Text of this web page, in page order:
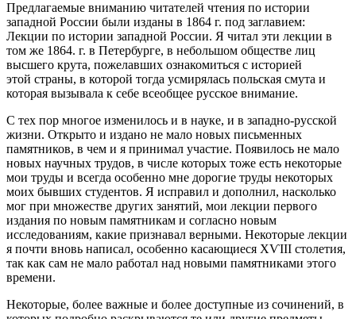
Предлагаемые вниманию читателей чтения по истории
западной России были изданы в 1864 г. под заглавием:
Лекции по истории западной России. Я читал эти лекции в
том же 1864. г. в Петербурге, в небольшом обществе лиц
высшего крута, пожелавших ознакомиться с историей
этой страны, в которой тогда усмирялась польская смута и
которая вызывала к себе всеобщее русское внимание.
С тех пор многое изменилось и в науке, и в западно-русской
жизни. Открыто и издано не мало новых письменных
памятников, в чем и я принимал участие. Появилось не мало
новых научных трудов, в числе которых тоже есть некоторые
мои труды и всегда особенно мне дорогие труды некоторых
моих бывших студентов. Я исправил и дополнил, насколько
мог при множестве других занятий, мои лекции первого
издания по новым памятникам и согласно новым
исследованиям, какие признавал верными. Некоторые лекции
я почти вновь написал, особенно касающиеся ХѴIII столетия,
так как сам не мало работал над новыми памятниками этого
времени.
Некоторые, более важные и более доступные из сочинений, в